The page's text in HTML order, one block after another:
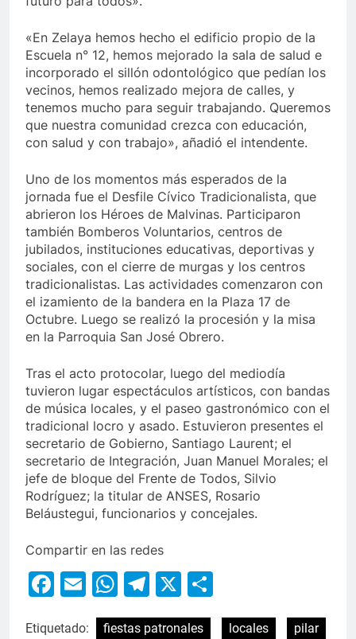
«En Zelaya hemos hecho el edificio propio de la
Escuela n° 12, hemos mejorado la sala de salud e
incorporado el sillón odontológico que pedían los
vecinos, hemos realizado mejora de calles, y
tenemos mucho para seguir trabajando. Queremos
que nuestra comunidad crezca con educación,
con salud y con trabajo», añadió el intendente.
Uno de los momentos más esperados de la
jornada fue el Desfile Cívico Tradicionalista, que
abrieron los Héroes de Malvinas. Participaron
también Bomberos Voluntarios, centros de
jubilados, instituciones educativas, deportivas y
sociales, con el cierre de murgas y los centros
tradicionalistas. Las actividades comenzaron con
el izamiento de la bandera en la Plaza 17 de
Octubre. Luego se realizó la procesión y la misa
en la Parroquia San José Obrero.
Tras el acto protocolar, luego del mediodía
tuvieron lugar espectáculos artísticos, con bandas
de música locales, y el paseo gastronómico con el
tradicional locro y asado. Estuvieron presentes el
secretario de Gobierno, Santiago Laurent; el
secretario de Integración, Juan Manuel Morales; el
jefe de bloque del Frente de Todos, Silvio
Rodríguez; la titular de ANSES, Rosario
Beláustegui, funcionarios y concejales.
Compartir en las redes
Facebook
EmailWhatsApp
Telegram
X
Etiquetado: fiestas patronales locales
pilar